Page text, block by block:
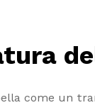
come un